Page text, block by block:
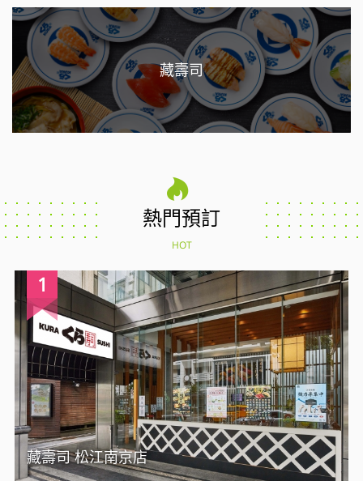
藏壽司
熱門預訂
HOT
1
藏壽司 松江南京店